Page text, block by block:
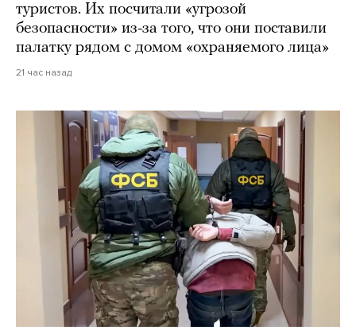
туристов. Их посчитали «угрозой
безопасности» из-за того, что они поставили
палатку рядом с домом «охраняемого лица»
21 час назад